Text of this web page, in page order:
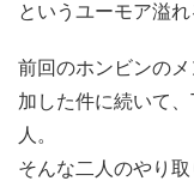
というユーモア溢
前回のホンビンの
加した件に続いて
人。
そんな二人のやり